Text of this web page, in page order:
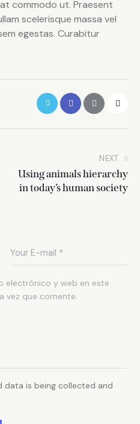
commodo ut. Praesent
scelerisque massa vel
egestas. Curabitur
NEXT
Using animals hierarchy
in today’s human society
electrónico y web en este
vez que comente.
is being collected and